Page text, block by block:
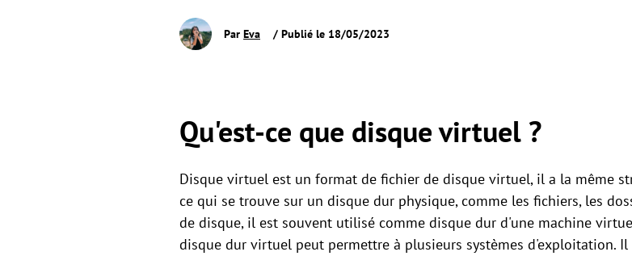
Par Eva / Publié le 18/05/2023
Qu'est-ce que disque virtuel ?
Disque virtuel est un format de fichier de disque virtuel, il a la même
ce qui se trouve sur un disque dur physique, comme les fichiers, les
de disque, il est souvent utilisé comme disque dur d'une machine
disque dur virtuel peut permettre à plusieurs systèmes d'exploitation.